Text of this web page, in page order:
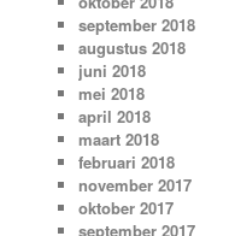
september 2018
augustus 2018
juni 2018
mei 2018
april 2018
maart 2018
februari 2018
november 2017
oktober 2017
september 2017